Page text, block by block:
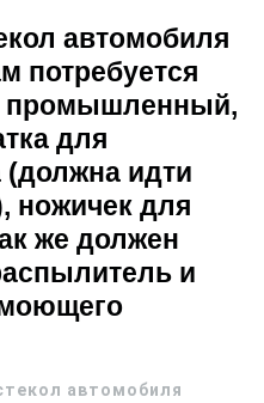
автомобиля
потребуется
промышленный,
для
(должна идти
ножичек для
же должен
и
автомобиля